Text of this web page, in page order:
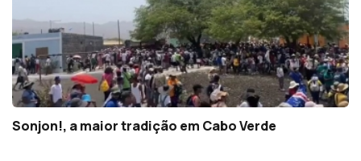
Sonjon!, a maior tradição em Cabo Verde